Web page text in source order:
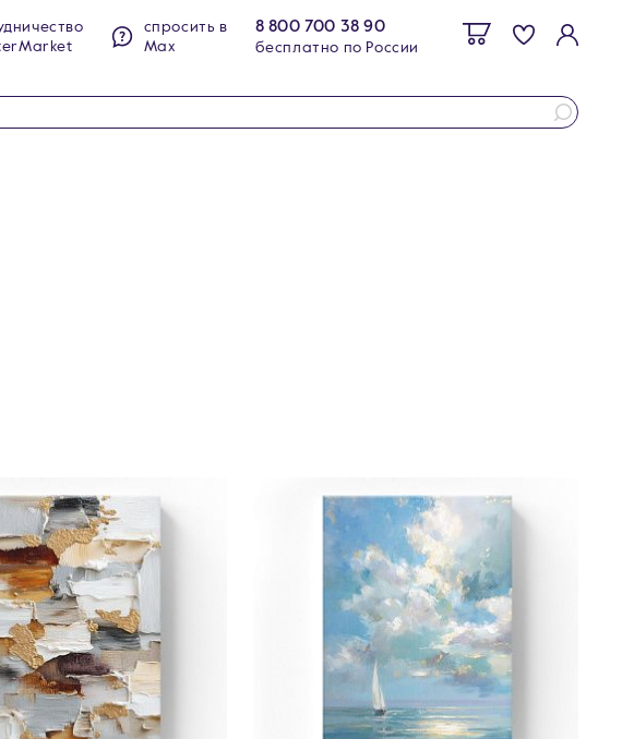
спросить в
Max
8 800 700 38 90
бесплатно по России